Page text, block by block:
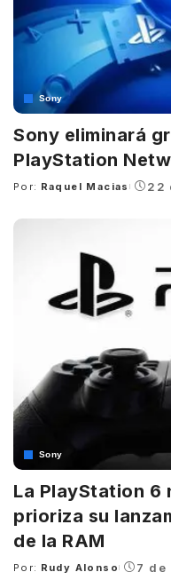
Sony
Sony eliminará
PlayStation
Posted
Por: Raquel Macias 22
Sony
La PlayStation 6
prioriza su
de la RAM
Posted
Por: Rudy Alonso 7 de